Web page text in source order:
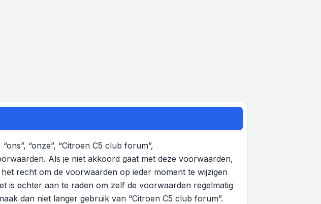
“onze”, “Citroen C5 club forum”,
Als je niet akkoord gaat met deze voorwaarden,
recht om de voorwaarden op ieder moment te wijzigen
is echter aan te raden om zelf de voorwaarden regelmatig
dan niet langer gebruik van “Citroen C5 club forum”.